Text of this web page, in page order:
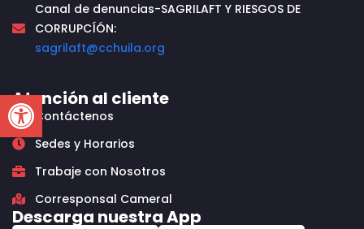
Open toolbar
Canal de denuncias-SAGRILAFT Y RIESGOS DE
CORRUPCÍÓN:
sagrilaft@cchuila.org
Atención al cliente
Contáctenos
Sedes y Horarios
Trabaje con Nosotros
Corresponsal Cameral
Descarga nuestra App